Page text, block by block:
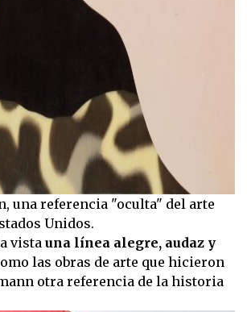
una referencia "oculta" del arte
Unidos.
vista una línea alegre, audaz y
las obras de arte que hicieron
otra referencia de la historia